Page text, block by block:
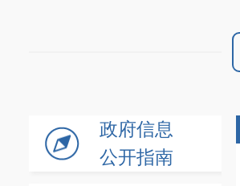
政府信息
公开指南